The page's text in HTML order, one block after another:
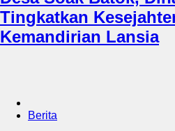
Tingkatkan
Kemandirian Lansia
Berita